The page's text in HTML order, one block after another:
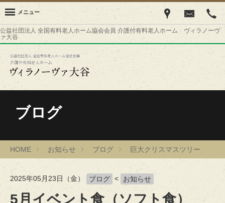
公益社団法人 全国有料老人ホーム協会会員 介護付有料老人ホーム ヴィラノーヴ
ァ大谷
メニュー
ブログ
HOME お知らせ ブログ 巨大クリスマスツリー
2025年05月23日（金） ブログ < お知らせ
5月イベント食（ソフト食）